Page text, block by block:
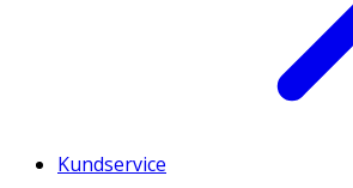
Kundservice